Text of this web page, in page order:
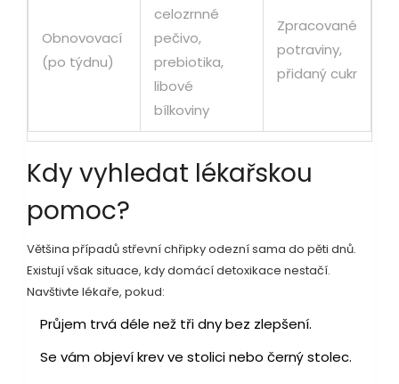
Obnovovací
(po týdnu)
celozrnné
pečivo,
prebiotika,
libové
bílkoviny
Zpracované
potraviny,
přidaný cukr
Kdy vyhledat lékařskou
pomoc?
Většina případů střevní chřipky odezní sama do pěti dnů.
Existují však situace, kdy domácí detoxikace nestačí.
Navštivte lékaře, pokud:
Průjem trvá déle než tři dny bez zlepšení.
Se vám objeví krev ve stolici nebo černý stolec.